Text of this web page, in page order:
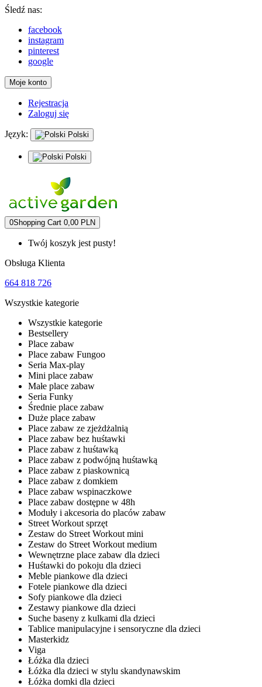
Śledź nas:
facebook
instagram
pinterest
google
Moje konto
Rejestracja
Zaloguj się
Język: Polski
Polski
0Shopping Cart 0,00 PLN
Twój koszyk jest pusty!
Obsługa Klienta
664 818 726
Wszystkie kategorie
Wszystkie kategorie
Bestsellery
Place zabaw
Place zabaw Fungoo
Seria Max-play
Mini place zabaw
Małe place zabaw
Seria Funky
Średnie place zabaw
Duże place zabaw
Place zabaw ze zjeżdżalnią
Place zabaw bez huśtawki
Place zabaw z huśtawką
Place zabaw z podwójną huśtawką
Place zabaw z piaskownicą
Place zabaw z domkiem
Place zabaw wspinaczkowe
Place zabaw dostępne w 48h
Moduły i akcesoria do placów zabaw
Street Workout sprzęt
Zestaw do Street Workout mini
Zestaw do Street Workout medium
Wewnętrzne place zabaw dla dzieci
Huśtawki do pokoju dla dzieci
Meble piankowe dla dzieci
Fotele piankowe dla dzieci
Sofy piankowe dla dzieci
Zestawy piankowe dla dzieci
Suche baseny z kulkami dla dzieci
Tablice manipulacyjne i sensoryczne dla dzieci
Masterkidz
Viga
Łóżka dla dzieci
Łóżka dla dzieci w stylu skandynawskim
Łóżka domki dla dzieci